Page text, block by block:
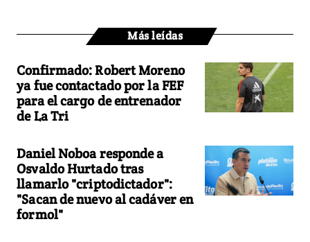
Más leídas
Confirmado: Robert Moreno
ya fue contactado por la FEF
para el cargo de entrenador
de La Tri
Daniel Noboa responde a
Osvaldo Hurtado tras
llamarlo "criptodictador":
"Sacan de nuevo al cadáver en
formol"